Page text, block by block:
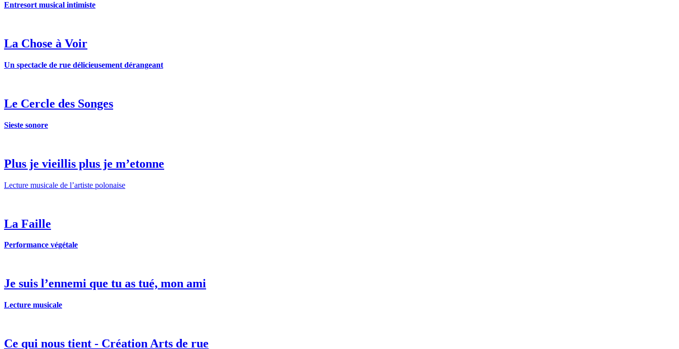
Entresort musical intimiste
La Chose à Voir
Un spectacle de rue délicieusement dérangeant
Le Cercle des Songes
Sieste sonore
Plus je vieillis plus je m’etonne
Lecture musicale de l’artiste polonaise
La Faille
Performance végétale
Je suis l’ennemi que tu as tué, mon ami
Lecture musicale
Ce qui nous tient - Création Arts de rue